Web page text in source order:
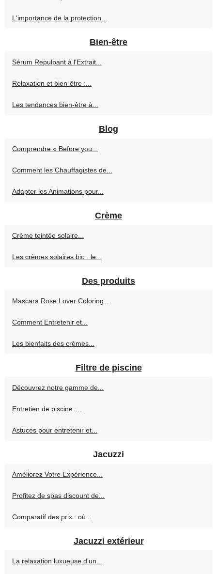
L'importance de la protection...
Bien-être
Sérum Repulpant à l'Extrait...
Relaxation et bien-être :...
Les tendances bien-être à...
Blog
Comprendre « Before you...
Comment les Chauffagistes de...
Adapter les Animations pour...
Crème
Crème teintée solaire...
Les crèmes solaires bio : le...
Des produits
Mascara Rose Lover Coloring...
Comment Entretenir et...
Les bienfaits des crèmes...
Filtre de piscine
Découvrez notre gamme de...
Entretien de piscine :...
Astuces pour entretenir et...
Jacuzzi
Améliorez Votre Expérience...
Profitez de spas discount de...
Comparatif des prix : où...
Jacuzzi extérieur
La relaxation luxueuse d’un...